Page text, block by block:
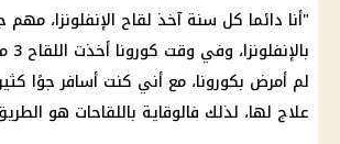
"أنا دائما كل سنة آخذ لقاح الإنفلونزا، مهم
بالإنفلونزا، وفي وقت كورونا
لم أمرض بكورونا، مع أني كنت أسافر جوًا
علاج لها، لذلك فالوقاية باللقاحات هو